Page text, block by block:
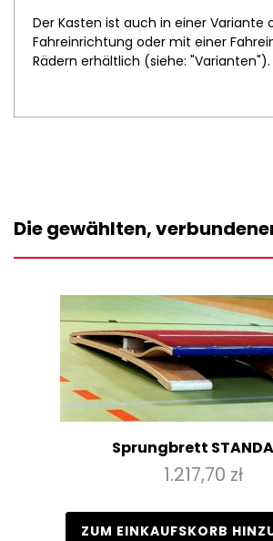
Der Kasten ist auch in einer Variante
Fahreinrichtung oder mit einer
Rädern erhältlich (siehe: "Varianten").
Die gewählten,
Sprungbrett
1.217,70 zł
ZUM EINKAUFSKORB